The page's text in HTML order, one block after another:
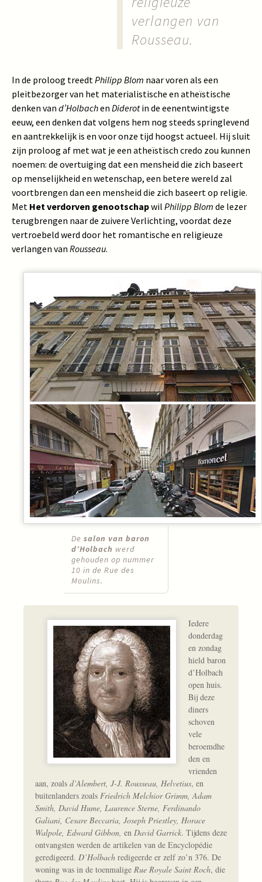
verlangen van
Rousseau.
In de proloog treedtPhilipp Blom naar voren als een
pleitbezorger van het materialistische en atheïstische
denken van d’Holbachen Diderotin de eenentwintigste
eeuw, een denken dat volgens hem nog steeds springlevend
en aantrekkelijk is en voor onze tijd hoogst actueel. Hij sluit
zijn proloog af met wat je een atheïstisch credo zou kunnen
noemen: de overtuiging dat een mensheid die zich baseert
op menselijkheid en wetenschap, een betere wereld zal
voortbrengen dan een mensheid die zich baseert op religie.
Met Het verdorven genootschapwil Philipp Blom de lezer
terugbrengen naar de zuivere Verlichting, voordat deze
vertroebeld werd door het romantische en religieuze
verlangen van Rousseau.
De salon van baron
d’Holbach werd
gehouden op nummer
10 in de Rue des
Moulins.
Iedere
donderdag
en zondag
hield baron
d’Holbach
open huis.
Bij deze
diners
schoven
vele
beroemdhe
den en
vrienden
aan, zoals d’Alembert, J-J. Rousseau, Helvetius, en
buitenlanders zoals Friedrich Melchior Grimm, Adam
Smith, David Hume, Laurence Sterne, Ferdinando
Galiani, Cesare Beccaria, Joseph Priestley, Horace
Walpole, Edward Gibbon, en David Garrick. Tijdens deze
ontvangsten werden de artikelen van de Encyclopédie
geredigeerd. D’Holbach redigeerde er zelf zo’n 376. De
woning was in de toenmalige Rue Royale Saint Roch, die